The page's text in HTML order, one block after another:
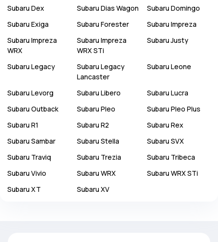
Subaru Dex Subaru Dias Wagon Subaru Domingo
Subaru Exiga Subaru Forester Subaru Impreza
Subaru Impreza
WRX
Subaru Impreza
WRX STi
SubaruJusty
Subaru Legacy Subaru Legacy
Lancaster
Subaru Leone
Subaru Levorg Subaru Libero Subaru Lucra
Subaru Outback Subaru Pleo Subaru Pleo Plus
Subaru R1 Subaru R2 Subaru Rex
Subaru Sambar Subaru Stella Subaru SVX
Subaru Traviq Subaru Trezia Subaru Tribeca
Subaru Vivio Subaru WRX Subaru WRX STi
Subaru XT Subaru XV